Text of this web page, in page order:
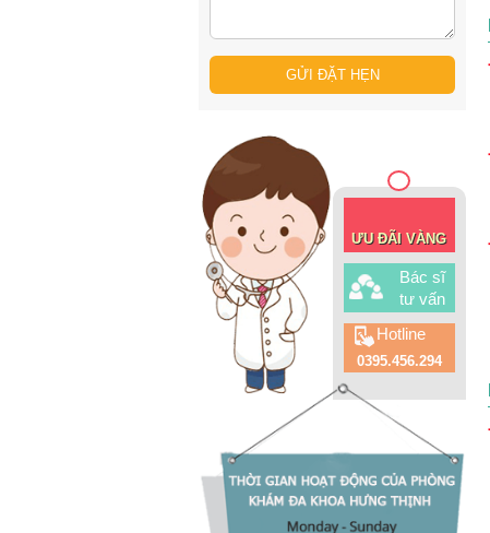
ƯU ĐÃI VÀNG
Bác sĩ
tư vấn
Hotline
0395.456.294